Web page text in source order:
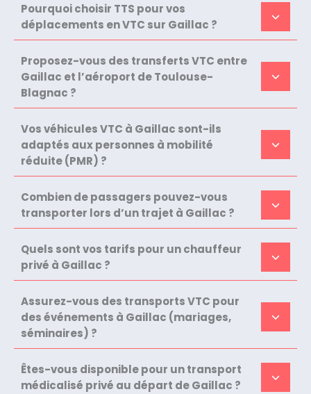
Pourquoi choisir TTS pour vos
déplacements en VTC sur Gaillac ?
Proposez-vous des transferts VTC entre
Gaillac et l’aéroport de Toulouse-
Blagnac ?
Vos véhicules VTC à Gaillac sont-ils
adaptés aux personnes à mobilité
réduite (PMR) ?
Combien de passagers pouvez-vous
transporter lors d’un trajet à Gaillac ?
Quels sont vos tarifs pour un chauffeur
privé à Gaillac ?
Assurez-vous des transports VTC pour
des événements à Gaillac (mariages,
séminaires) ?
Êtes-vous disponible pour un transport
médicalisé privé au départ de Gaillac ?